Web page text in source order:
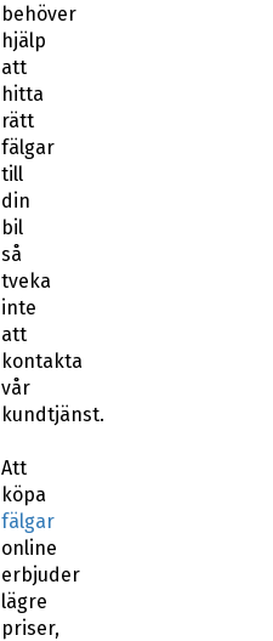
behöver
hjälp
att
hitta
rätt
fälgar
till
din
bil
så
tveka
inte
att
kontakta
vår
kundtjänst.
Att
köpa
fälgar
online
erbjuder
lägre
priser,